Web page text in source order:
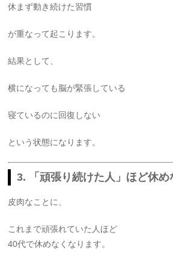
休まず動き続けた習慣
が重なって起こります。
結果として、
横になっても脳が緊張している
寝ているのに回復しない
という状態になります。
3. 「頑張り続けた人」ほど休め
皮肉なことに、
これまで頑張れていた人ほど
40代で休めなくなります。